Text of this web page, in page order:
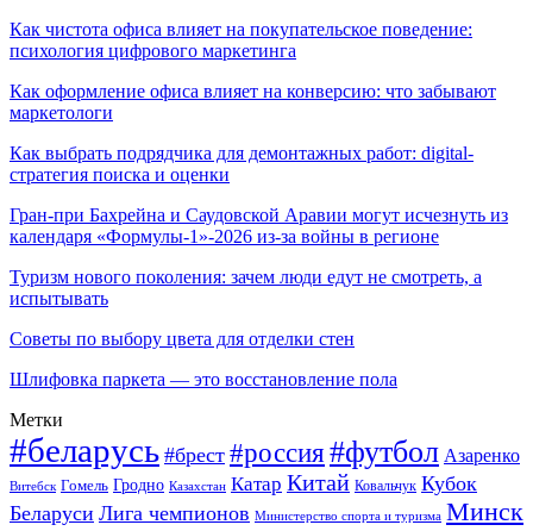
Как чистота офиса влияет на покупательское поведение:
психология цифрового маркетинга
Как оформление офиса влияет на конверсию: что забывают
маркетологи
Как выбрать подрядчика для демонтажных работ: digital-
стратегия поиска и оценки
Гран-при Бахрейна и Саудовской Аравии могут исчезнуть из
календаря «Формулы-1»-2026 из-за войны в регионе
Туризм нового поколения: зачем люди едут не смотреть, а
испытывать
Советы по выбору цвета для отделки стен
Шлифовка паркета — это восстановление пола
Метки
#беларусь #брест #россия#футбол Азаренко
Витебск Гомель Гродно Казахстан Катар Китай Ковальчук Кубок
Беларуси Лига чемпионов Министерство спорта и туризма Минск